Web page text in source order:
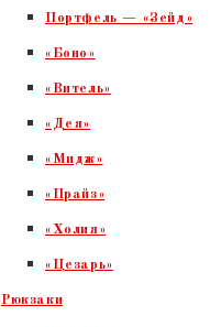
Портфель — «Зейд»
«Боно»
«Витель»
«Дея»
«Мидж»
«Прайз»
«Холия»
«Цезарь»
Рюкзаки